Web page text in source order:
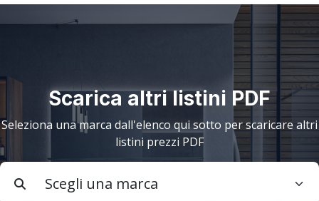
Scarica altri listini PDF
Seleziona una marca dall'elenco qui sotto per scaricare altri
listini prezzi PDF